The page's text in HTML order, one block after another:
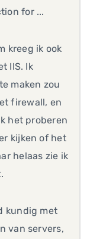
for ...
kreeg ik ook
IIS. Ik
maken zou
firewall, en
het proberen
kijken of het
helaas zie ik
kundig met
van servers,